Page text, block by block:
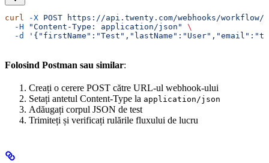
curl -X POST https://api.twenty.com/webhooks/workflow/
  -H
"Content-Type: application/json"
\
  -d
Folosind Postman sau similar:
Creați o cerere POST către URL-ul webhook-ului
Setați antetul Content-Type la application/json
Adăugați corpul JSON de test
Trimiteți și verificați rulările fluxului de lucru